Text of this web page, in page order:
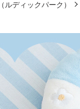
ルディックパーク）